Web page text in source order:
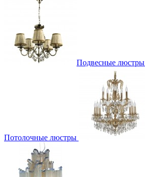
Подвесные люстры
Потолочные люстры